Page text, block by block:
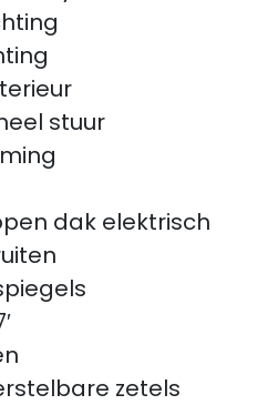
stuur
dak elektrisch
zetels